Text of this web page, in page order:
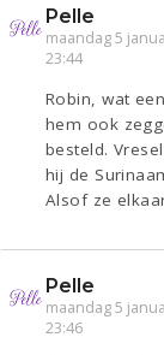
Pelle
maandag 5
23:44
Robin, wat
hem ook
besteld.
hij de
Alsof ze
Pelle
maandag 5
23:46